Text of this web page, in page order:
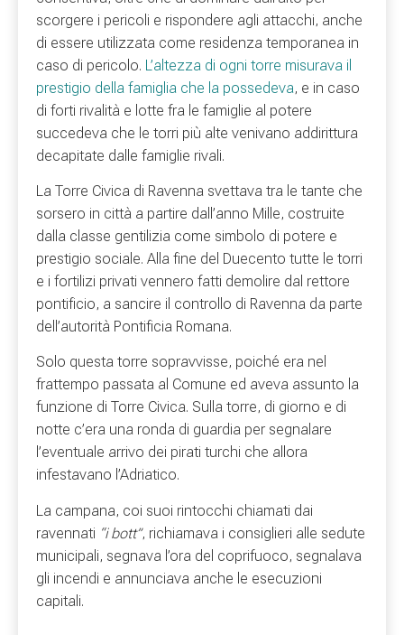
scorgere i pericoli e rispondere agli attacchi, anche
di essere utilizzata come residenza temporanea in
caso di pericolo. L’altezza di ogni torre misurava il
prestigio della famiglia che la possedeva, e in caso
di forti rivalità e lotte fra le famiglie al potere
succedeva che le torri più alte venivano addirittura
decapitate dalle famiglie rivali.
La Torre Civica di Ravenna svettava tra le tante che
sorsero in città a partire dall’anno Mille, costruite
dalla classe gentilizia come simbolo di potere e
prestigio sociale. Alla fine del Duecento tutte le torri
e i fortilizi privati vennero fatti demolire dal rettore
pontificio, a sancire il controllo di Ravenna da parte
dell’autorità Pontificia Romana.
Solo questa torre sopravvisse, poiché era nel
frattempo passata al Comune ed aveva assunto la
funzione di Torre Civica. Sulla torre, di giorno e di
notte c’era una ronda di guardia per segnalare
l’eventuale arrivo dei pirati turchi che allora
infestavano l’Adriatico.
La campana, coi suoi rintocchi chiamati dai
ravennati “i bott”, richiamava i consiglieri alle sedute
municipali, segnava l’ora del coprifuoco, segnalava
gli incendi e annunciava anche le esecuzioni
capitali.